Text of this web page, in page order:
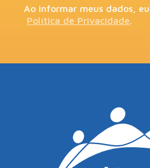
Ao informar meus dados,
Política de Privacidade.